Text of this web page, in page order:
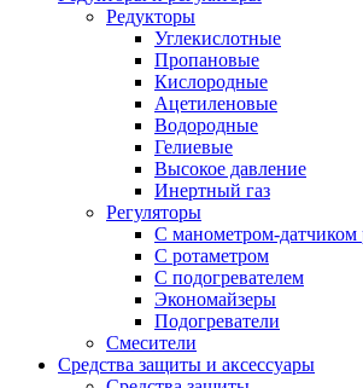
Редукторы
Углекислотные
Пропановые
Кислородные
Ацетиленовые
Водородные
Гелиевые
Высокое давление
Инертный газ
Регуляторы
С манометром-датчиком
С ротаметром
С подогревателем
Экономайзеры
Подогреватели
Смесители
Средства защиты и аксессуары